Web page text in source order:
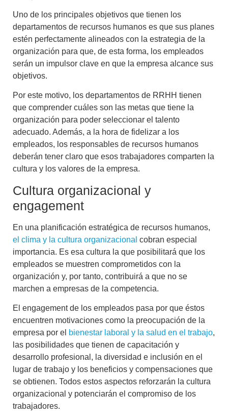
Uno de los principales objetivos que tienen los
departamentos de recursos humanos es que sus planes
estén perfectamente alineados con la estrategia de la
organización para que, de esta forma, los empleados
serán un impulsor clave en que la empresa alcance sus
objetivos.
Por este motivo, los departamentos de RRHH tienen
que comprender cuáles son las metas que tiene la
organización para poder seleccionar el talento
adecuado. Además, a la hora de fidelizar a los
empleados, los responsables de recursos humanos
deberán tener claro que esos trabajadores comparten la
cultura y los valores de la empresa.
Cultura organizacional y
engagement
En una planificación estratégica de recursos humanos,
el clima y la cultura organizacional cobran especial
importancia. Es esa cultura la que posibilitará que los
empleados se muestren comprometidos con la
organización y, por tanto, contribuirá a que no se
marchen a empresas de la competencia.
El engagement de los empleados pasa por que éstos
encuentren motivaciones como la preocupación de la
empresa por el bienestar laboral y la salud en el trabajo,
las posibilidades que tienen de capacitación y
desarrollo profesional , la diversidad e inclusión en el
lugar de trabajo y los beneficios y compensaciones que
se obtienen. Todos estos aspectos reforzarán la cultura
organizacional y potenciarán el compromiso de los
trabajadores.